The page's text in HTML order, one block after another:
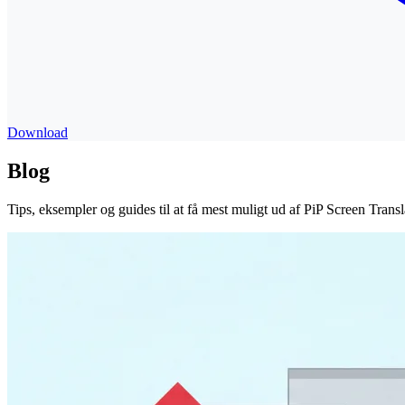
Download
Blog
Tips, eksempler og guides til at få mest muligt ud af PiP Screen